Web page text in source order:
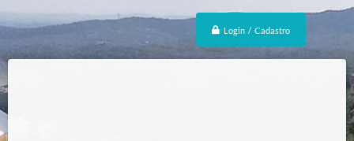
Login / Cadastro